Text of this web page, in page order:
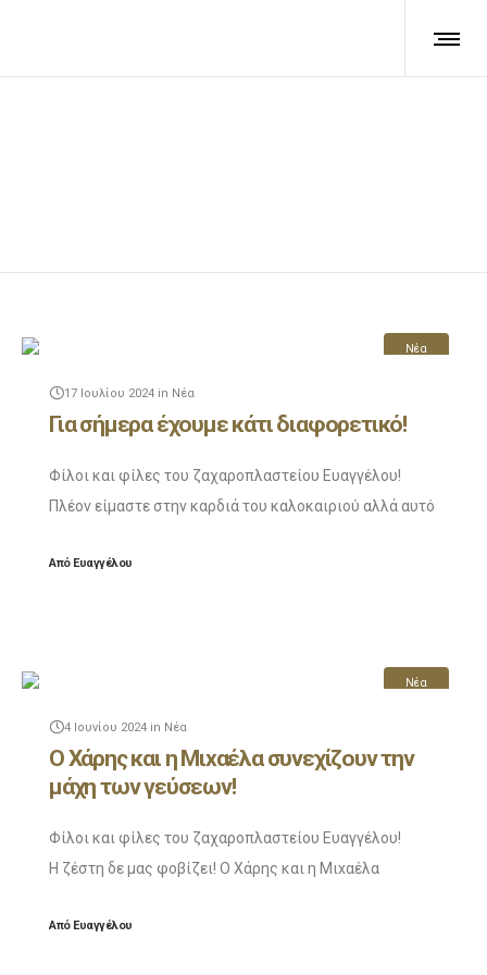
Νέα
17 Ιουλίου 2024 in Νέα
Για σήμερα έχουμε κάτι διαφορετικό!
Φίλοι και φίλες του ζαχαροπλαστείου Ευαγγέλου!
Πλέον είμαστε στην καρδιά του καλοκαιριού αλλά αυτό
τον Χάρη και τη Μιxαέλα να συνεχίζουν
ΑπόΕυαγγέλου
Νέα
4 Ιουνίου 2024 in Νέα
Ο Χάρης και η Μιxαέλα συνεχίζουν την
μάχη των γεύσεων!
Φίλοι και φίλες του ζαχαροπλαστείου Ευαγγέλου!
Η ζέστη δε μας φοβίζει! Ο Χάρης και η Μιxαέλα
προφιτερόλ κανονικά!
ΑπόΕυαγγέλου